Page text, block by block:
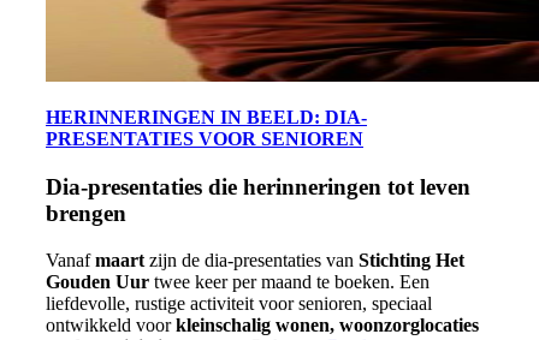
HERINNERINGEN IN BEELD: DIA-
PRESENTATIES VOOR SENIOREN
Dia-presentaties die herinneringen tot leven
brengen
Vanafmaart zijn de dia-presentaties van Stichting Het
Gouden Uur twee keer per maand te boeken. Een
liefdevolle, rustige activiteit voor senioren, speciaal
ontwikkeld voorkleinschalig wonen, woonzorglocaties